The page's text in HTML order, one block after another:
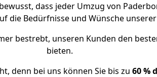
dass jeder Umzug von
die Bedürfnisse und Wünsche
bestrebt, unseren Kunden den
bieten.
denn bei uns können Sie bis zu 60 %